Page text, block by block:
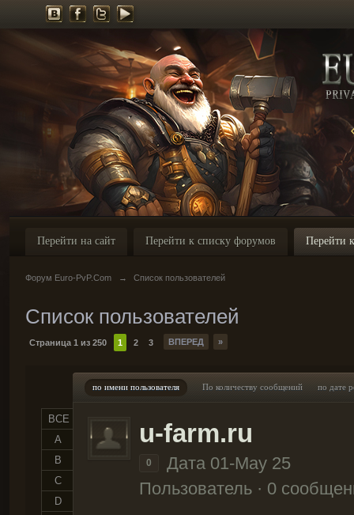
Перейти на сайт Перейти к списку форумов Перейти
Форум Euro-PvP.Com → Список пользователей
Список пользователей
Страница 1 из 250 1 2 3 ВПЕРЕД »
ВСЕ
A
B
C
D
по имени пользователя По количеству сообщений по дате
u-farm.ru
0
Дата 01-May 25
Пользователь · 0